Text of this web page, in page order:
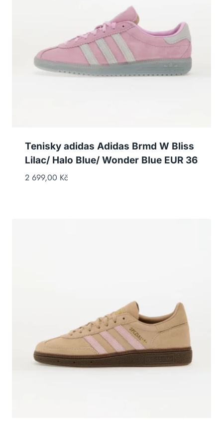
Tenisky adidas Adidas Brmd W Bliss
Lilac/ Halo Blue/ Wonder Blue EUR 36
2 699,00 Kč